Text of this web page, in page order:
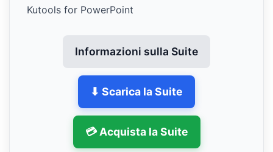
Kutools for PowerPoint
Informazioni sulla Suite
⬇ Scarica la Suite
💳 Acquista la Suite